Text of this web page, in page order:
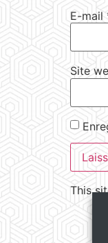
E-mail
Site
This